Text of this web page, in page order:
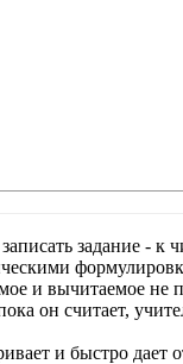
задание - к
и вычитаемое не
он считает,
и быстро дает